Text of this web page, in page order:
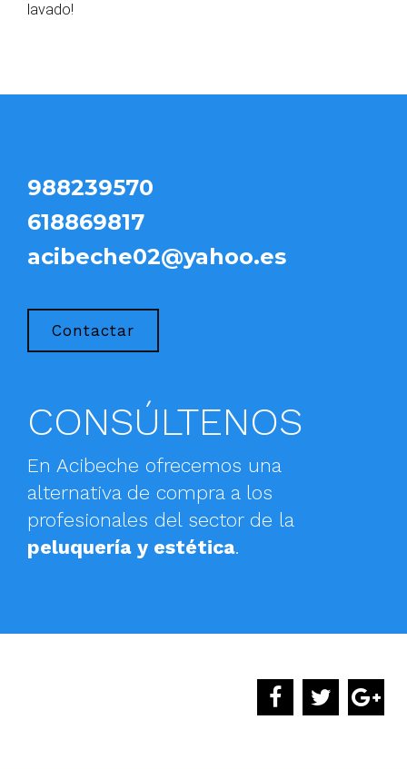
lavado!
988239570
618869817
acibeche02@yahoo.es
Contactar
CONSÚLTENOS
En Acibeche ofrecemos una
alternativa de compra a los
profesionales del sector de la
peluquería y estética.